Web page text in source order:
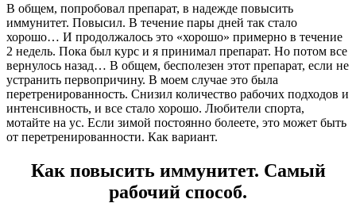
В общем, попробовал препарат, в надежде повысить
иммунитет. Повысил. В течение пары дней так стало
хорошо… И продолжалось это «хорошо» примерно в течение
2 недель. Пока был курс и я принимал препарат. Но потом все
вернулось назад… В общем, бесполезен этот препарат, если не
устранить первопричину. В моем случае это была
перетренированность. Снизил количество рабочих подходов и
интенсивность, и все стало хорошо. Любители спорта,
мотайте на ус. Если зимой постоянно болеете, это может быть
от перетренированности. Как вариант.
Как повысить иммунитет. Самый
рабочий способ.